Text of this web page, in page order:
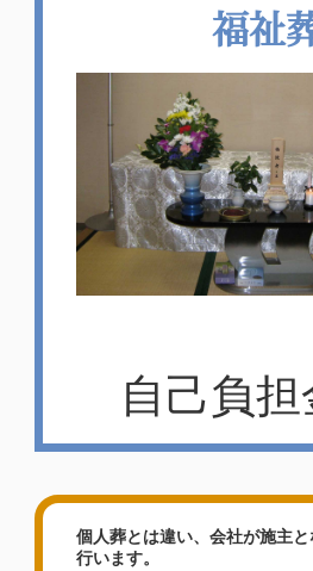
福祉
自己負担
個人葬とは違い、会社が施主
行います。